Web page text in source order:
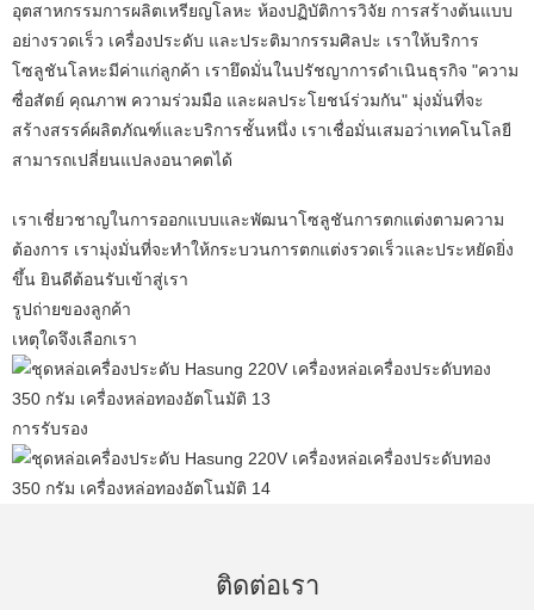
อุตสาหกรรมการผลิตเหรียญโลหะ ห้องปฏิบัติการวิจัย การสร้างต้นแบบ
อย่างรวดเร็ว เครื่องประดับ และประติมากรรมศิลปะ เราให้บริการ
โซลูชันโลหะมีค่าแก่ลูกค้า เรายึดมั่นในปรัชญาการดำเนินธุรกิจ "ความ
ซื่อสัตย์ คุณภาพ ความร่วมมือ และผลประโยชน์ร่วมกัน" มุ่งมั่นที่จะ
สร้างสรรค์ผลิตภัณฑ์และบริการชั้นหนึ่ง เราเชื่อมั่นเสมอว่าเทคโนโลยี
สามารถเปลี่ยนแปลงอนาคตได้
เราเชี่ยวชาญในการออกแบบและพัฒนาโซลูชันการตกแต่งตามความ
ต้องการ เรามุ่งมั่นที่จะทำให้กระบวนการตกแต่งรวดเร็วและประหยัดยิ่ง
ขึ้น ยินดีต้อนรับเข้าสู่เรา
รูปถ่ายของลูกค้า
เหตุใดจึงเลือกเรา
การรับรอง
ติดต่อเรา